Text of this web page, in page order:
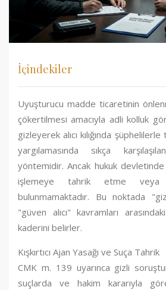
İçindekiler
Uyuşturucu madde ticaretinin
çökertilmesi amacıyla adli kolluk
gizleyerek alıcı kılığında
yargılamasında sıkça
yöntemidir. Ancak hukuk
işlemeye tahrik etme veya
bulunmamaktadır. Bu noktada
"güven alıcı" kavramları
kaderini belirler.
Kışkırtıcı Ajan Yasağı ve Suça Tahrik
CMK m. 139 uyarınca gizli
suçlarda ve hakim kararıyla